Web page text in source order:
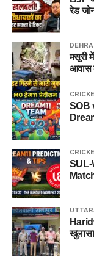
रेड
मसूरी
आवास
SOB
SUL-